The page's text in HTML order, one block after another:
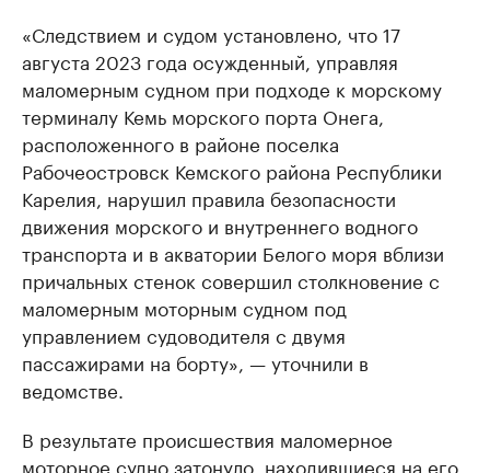
«Следствием и судом установлено, что 17
августа 2023 года осужденный, управляя
маломерным судном при подходе к морскому
терминалу Кемь морского порта Онега,
расположенного в районе поселка
Рабочеостровск Кемского района Республики
Карелия, нарушил правила безопасности
движения морского и внутреннего водного
транспорта и в акватории Белого моря вблизи
причальных стенок совершил столкновение с
маломерным моторным судном под
управлением судоводителя с двумя
пассажирами на борту», — уточнили в
ведомстве.
В результате происшествия маломерное
моторное судно затонуло, находившиеся на его